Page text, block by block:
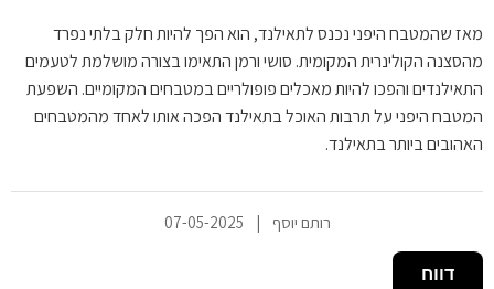
מאז שהמטבח היפני נכנס לתאילנד, הוא הפך להיות חלק בלתי נפרד
מהסצנה הקולינרית המקומית. סושי ורמן התאימו בצורה מושלמת לטעמים
התאילנדים והפכו להיות מאכלים פופולריים במטבחים המקומיים. השפעת
המטבח היפני על תרבות האוכל בתאילנד הפכה אותו לאחד מהמטבחים
האהובים ביותר בתאילנד.
רותם יוסף |
07-05-2025
דווח